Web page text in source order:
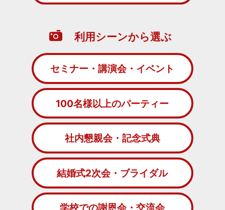
利用シーンから選ぶ
セミナー・講演会・イベント
100名様以上のパーティー
社内懇親会・記念式典
結婚式2次会・ブライダル